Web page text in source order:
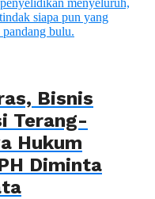
Bisnis
Terang-
Hukum
Diminta